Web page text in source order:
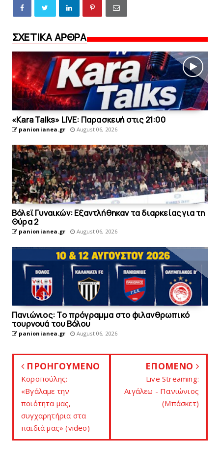
ΣΧΕΤΙΚΑ ΑΡΘΡΑ
«Kara Talks» LIVE: Παρασκευή στις 21:00
panionianea.gr August 06, 2026
Bόλεϊ Γυναικών: Εξαντλήθηκαν τα διαρκείας για τη
Θύρα 2
panionianea.gr August 06, 2026
Πανιώνιoς: Tο πρόγραμμα στο φιλανθρωπικό
τουρνουά του Bόλου
panionianea.gr August 06, 2026
ΠΡΟΗΓΟΥΜΕΝΟ
Κοροπούλης:
«Βγάλαμε την
ποιότητα μας,
συγχαρητήρια στα
παιδιά μας» (video)
ΕΠΟΜΕΝΟ
Live Streaming:
Αιγάλεω - Πανιώνιος
(Μπάσκετ)